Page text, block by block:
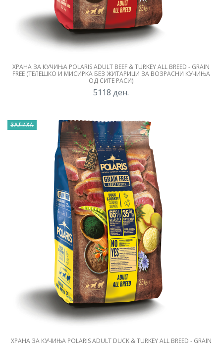
ХРАНА ЗА КУЧИЊА POLARIS ADULT BEEF & TURKEY ALL BREED - GRAIN
FREE (ТЕЛЕШКО И МИСИРКА БЕЗ ЖИТАРИЦИ ЗА ВОЗРАСНИ КУЧИЊА
ОД СИТЕ РАСИ)
5118 ден.
ЗАЛИХА
ХРАНА ЗА КУЧИЊА POLARIS ADULT DUCK & TURKEY ALL BREED - GRAIN